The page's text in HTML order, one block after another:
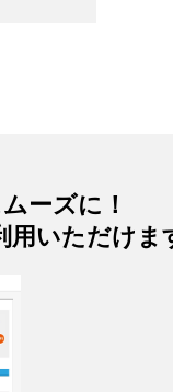
ーズに！
用いただけま